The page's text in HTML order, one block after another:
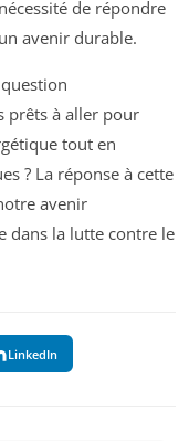
de répondre
avenir durable.
prêts à aller pour
tout en
? La réponse à cette
avenir
dans la lutte contre le
LinkedIn